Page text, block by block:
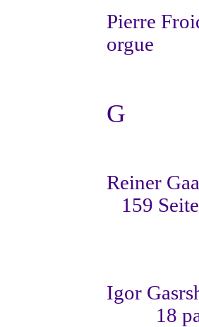
Pierre
orgue
G
Reiner
159
Igor
18